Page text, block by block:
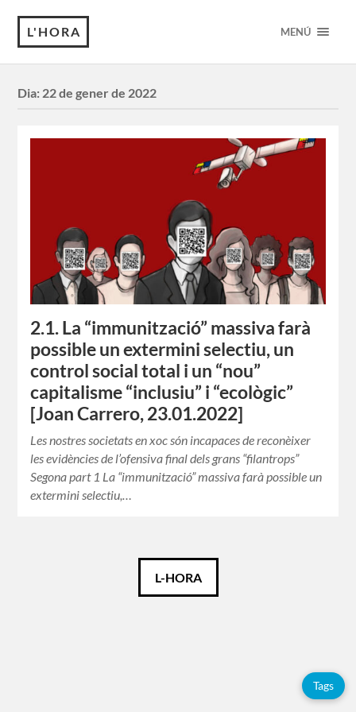
L'HORA MENÚ
Dia: 22 de gener de 2022
2.1. La “immunització” massiva farà
possible un extermini selectiu, un
control social total i un “nou”
capitalisme “inclusiu” i “ecològic”
[Joan Carrero, 23.01.2022]
Les nostres societats en xoc són incapaces de reconèixer
les evidències de l’ofensiva final dels grans “filantrops”
Segona part 1 La “immunització” massiva farà possible un
extermini selectiu,…
L-HORA
Tags